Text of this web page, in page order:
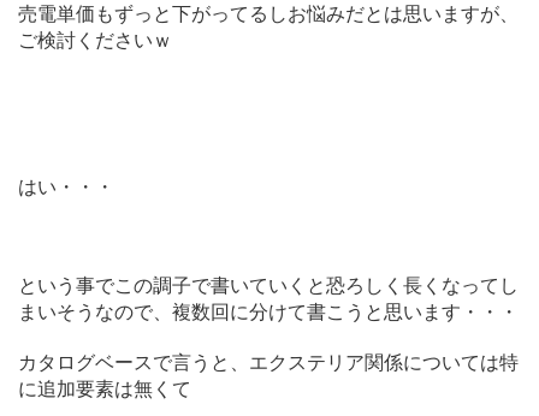
売電単価もずっと下がってるしお悩みだとは思いますが、
ご検討くださいｗ
はい・・・
という事でこの調子で書いていくと恐ろしく長くなってし
まいそうなので、複数回に分けて書こうと思います・・・
カタログベースで言うと、エクステリア関係については特
に追加要素は無くて